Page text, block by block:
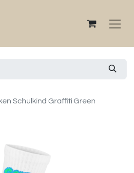
Schulkind Graffiti Green